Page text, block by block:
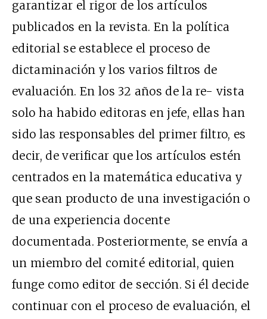
garantizar el rigor de los artículos
publicados en la revista. En la política
editorial se establece el proceso de
dictaminación y los varios filtros de
evaluación. En los 32 años de la re- vista
solo ha habido editoras en jefe, ellas han
sido las responsables del primer filtro, es
decir, de verificar que los artículos estén
centrados en la matemática educativa y
que sean producto de una investigación o
de una experiencia docente
documentada. Posteriormente, se envía a
un miembro del comité editorial, quien
funge como editor de sección. Si él decide
continuar con el proceso de evaluación, el